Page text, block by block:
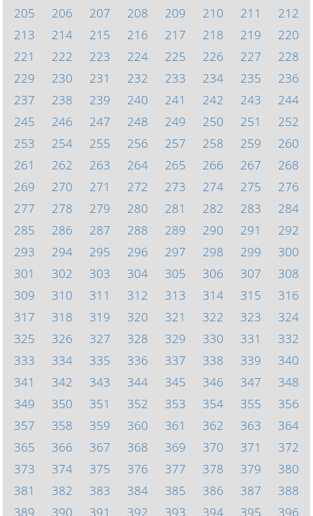
205
206 207 208 209 210 211
212
213
214 215 216 217 218 219
220
221
222 223 224 225 226 227
228
229
230 231 232 233 234 235
236
237
238 239 240 241 242 243
244
245
246 247 248 249 250 251
252
253
254 255 256 257 258 259
260
261
262 263 264 265 266 267
268
269
270 271 272 273 274 275
276
277
278 279 280 281 282 283
284
285
286 287 288 289 290 291
292
293
294 295 296 297 298 299
300
301
302 303 304 305 306 307
308
309
310 311 312 313 314 315
316
317
318 319 320 321 322 323
324
325
326 327 328 329 330 331
332
333
334 335 336 337 338 339
340
341
342 343 344 345 346 347
348
349
350 351 352 353 354 355
356
357
358 359 360 361 362 363
364
365
366 367 368 369 370 371
372
373
374 375 376 377 378 379
380
381
382 383 384 385 386 387
388
389
390 391 392 393 394 395 396